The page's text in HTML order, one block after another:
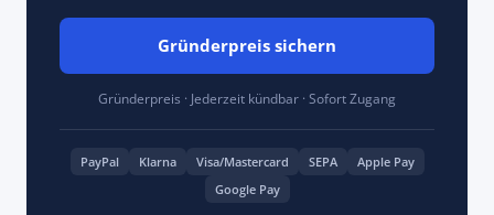
Gründerpreis sichern
Gründerpreis · Jederzeit kündbar · Sofort Zugang
PayPal Klarna Visa/Mastercard SEPA
Apple Pay
Google Pay